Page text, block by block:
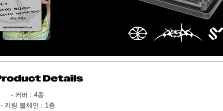
- 커버 : 4종
- 키링 볼체인 : 1종